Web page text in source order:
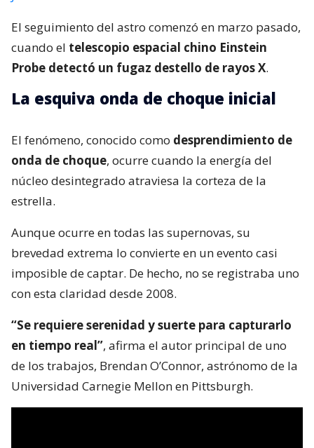
El seguimiento del astro comenzó en marzo pasado,
cuando el telescopio espacial chino Einstein
Probe detectó un fugaz destello de rayos X.
La esquiva onda de choque inicial
El fenómeno, conocido como desprendimiento de
onda de choque, ocurre cuando la energía del
núcleo desintegrado atraviesa la corteza de la
estrella.
Aunque ocurre en todas las supernovas, su
brevedad extrema lo convierte en un evento casi
imposible de captar. De hecho, no se registraba uno
con esta claridad desde 2008.
“Se requiere serenidad y suerte para capturarlo
en tiempo real”, afirma el autor principal de uno
de los trabajos, Brendan O’Connor, astrónomo de la
Universidad Carnegie Mellon en Pittsburgh.